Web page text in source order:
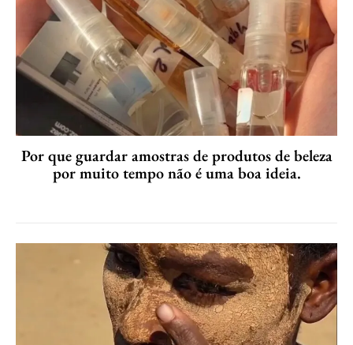
Por que guardar amostras de produtos de beleza
por muito tempo não é uma boa ideia.